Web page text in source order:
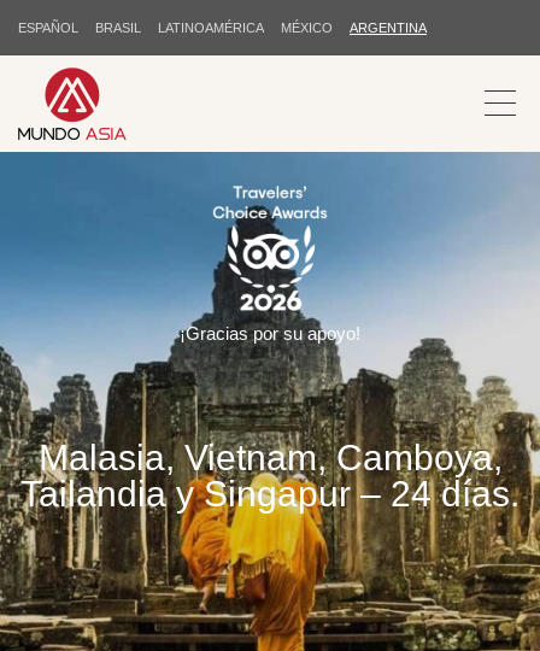
ESPAÑOL BRASIL LATINOAMÉRICA MÉXICO ARGENTINA
Malasia, Vietnam, Camboya,
Tailandia y Singapur – 24 días.
¡Gracias por su apoyo!